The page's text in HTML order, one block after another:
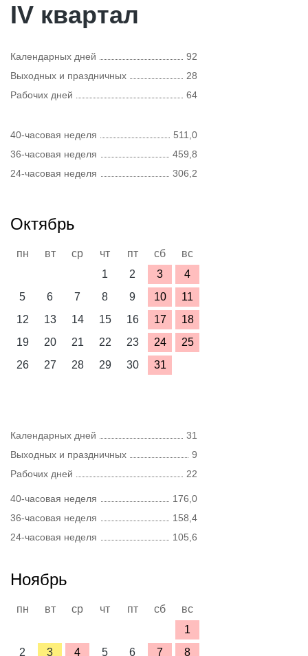
IV квартал
Календарных дней
92
Выходных и праздничных
28
Рабочих дней
64
40-часовая неделя
511,0
36-часовая неделя
459,8
24-часовая неделя
306,2
Октябрь
пн вт ср чт пт сб
вс
1
2 3
4
5
6 7 8 9 10
11
12
13 14 15 16 17
18
19
20 21 22 23 24
25
26
27 28 29 30 31
Календарных дней
31
Выходных и праздничных
9
Рабочих дней
22
40-часовая неделя
176,0
36-часовая неделя
158,4
24-часовая неделя
105,6
Ноябрь
пн вт ср чт пт сб
вс
1
2
3 4 5 6 7 8